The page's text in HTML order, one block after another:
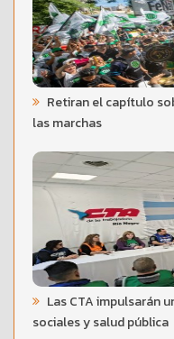
Retiran el capítulo
las marchas
Las CTA impulsarán
sociales y salud pública